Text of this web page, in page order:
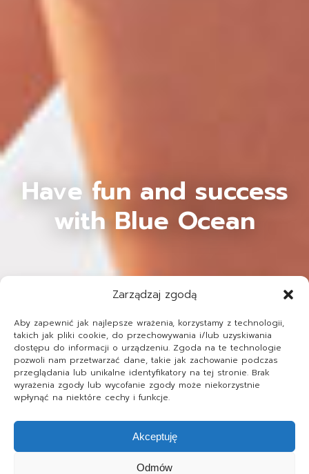
Zarządzaj zgodą
Aby zapewnić jak najlepsze wrażenia, korzystamy z technologii,
takich jak pliki cookie, do przechowywania i/lub uzyskiwania
dostępu do informacji o urządzeniu. Zgoda na te technologie
pozwoli nam przetwarzać dane, takie jak zachowanie podczas
przeglądania lub unikalne identyfikatory na tej stronie. Brak
wyrażenia zgody lub wycofanie zgody może niekorzystnie
wpłynąć na niektóre cechy i funkcje.
Akceptuję
Odmów
Have fun and success
with Blue Ocean